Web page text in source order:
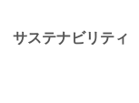
サステナビリティ